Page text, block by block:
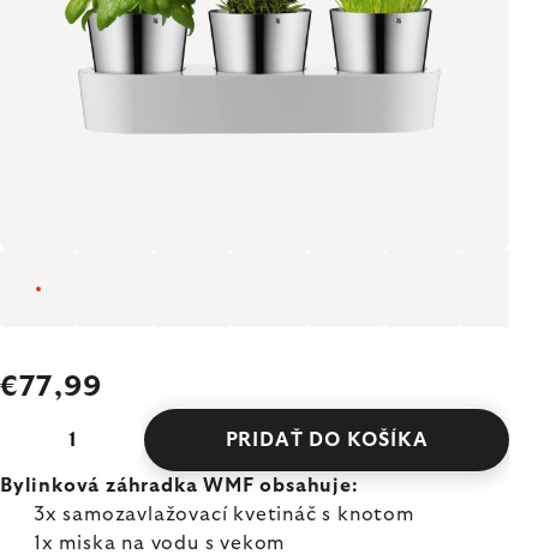
€77,99
PRIDAŤ DO KOŠÍKA
Bylinková záhradka WMF obsahuje:
3x samozavlažovací kvetináč s knotom
1x miska na vodu s vekom